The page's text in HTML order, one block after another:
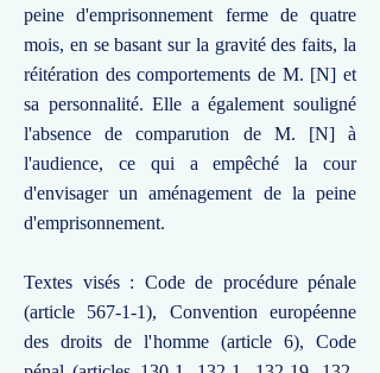
peine d'emprisonnement ferme de quatre
mois, en se basant sur la gravité des faits, la
réitération des comportements de M. [N] et
sa personnalité. Elle a également souligné
l'absence de comparution de M. [N] à
l'audience, ce qui a empêché la cour
d'envisager un aménagement de la peine
d'emprisonnement.
Textes visés : Code de procédure pénale
(article 567-1-1), Convention européenne
des droits de l'homme (article 6), Code